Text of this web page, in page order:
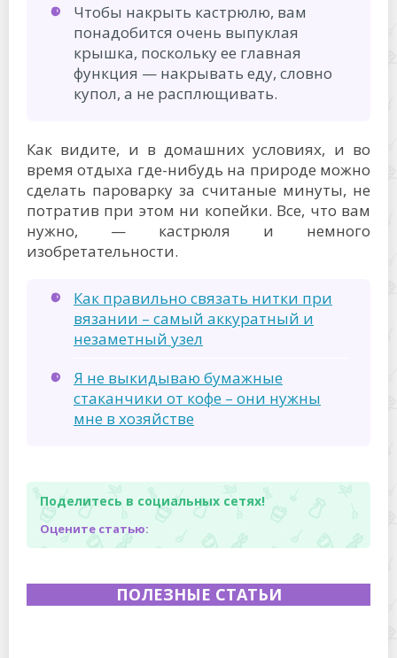
Чтобы накрыть кастрюлю, вам
понадобится очень выпуклая
крышка, поскольку ее главная
функция — накрывать еду, словно
купол, а не расплющивать.
Как видите, и в домашних условиях, и во
время отдыха где-нибудь на природе можно
сделать пароварку за считаные минуты, не
потратив при этом ни копейки. Все, что вам
нужно, — кастрюля и немного
изобретательности.
Как правильно связать нитки при
вязании – самый аккуратный и
незаметный узел
Я не выкидываю бумажные
стаканчики от кофе – они нужны
мне в хозяйстве
Поделитесь в социальных сетях!
Оцените статью:
ПОЛЕЗНЫЕ СТАТЬИ